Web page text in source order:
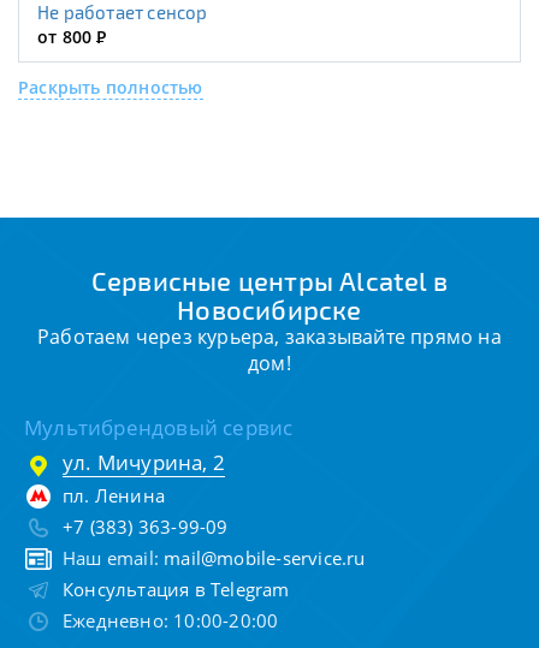
Не работает сенсор
от 800Р
Раскрыть полностью
Сервисные центры Alcatel в
Новосибирске
Работаем через курьера, заказывайте прямо на
дом!
Мультибрендовый сервис
ул. Мичурина, 2
пл. Ленина
+7 (383) 363-99-09
Наш email: mail@mobile-service.ru
Консультация в Telegram
Ежедневно: 10:00-20:00